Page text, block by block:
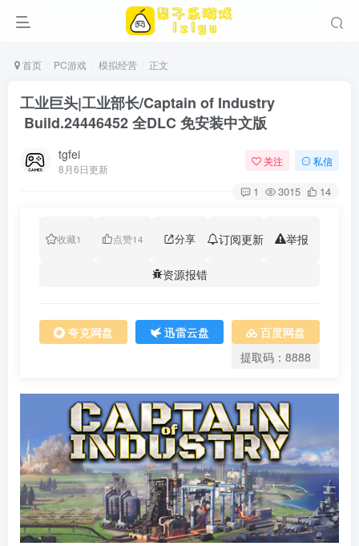
首页 PC游戏 模拟经营 正文
工业巨头|工业部长/Captain of Industry
Build.24446452 全DLC 免安装中文版
tgfei
8月6日更新
关注 私信
1 3015 14
收藏1 点赞14 分享 订阅更新 举报
资源报错
夸克网盘 迅雷云盘
百度网盘
提取码：8888